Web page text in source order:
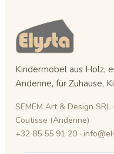
Kindermöbel aus Holz,
Andenne, für Zuhause,
SEMEM Art & Design
Coutisse (Andenne)
+32 85 55 91 20 ·